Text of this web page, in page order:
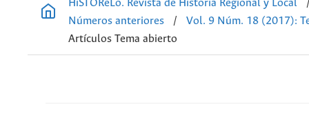
HiSTOReLo. Revista de Historia Regional y Local
Números anteriores
/
Vol. 9 Núm. 18 (2017):
Artículos Tema abierto